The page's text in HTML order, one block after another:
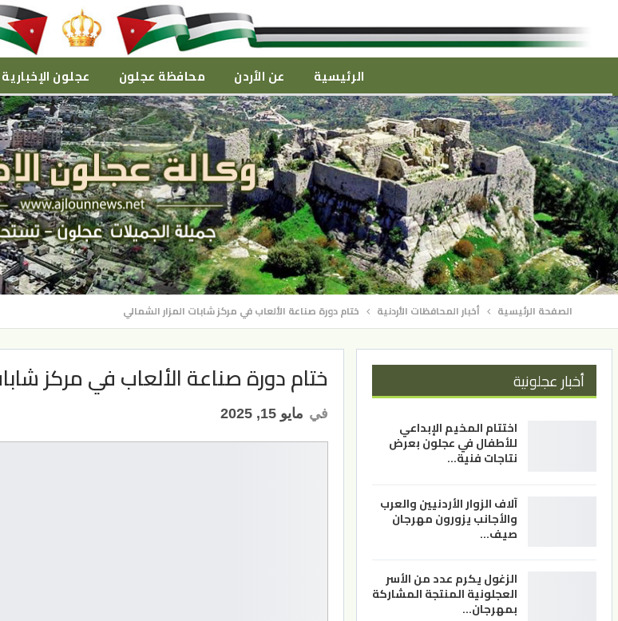
الرئيسية عن الأردن محافظة عجلون عجلون الإخبارية
الصفحة الرئيسية أخبار المحافظات الأردنية ختام دورة صناعة الألعاب في مركز شابات المزار الشمالي
ختام دورة صناعة الألعاب في مركز
في مايو 15, 2025
أخبار عجلونية
اختتام المخيم الإبداعي
للأطفال في عجلون بعرض
نتاجات فنية…
آلاف الزوار الأردنيين والعرب
والأجانب يزورون مهرجان
صيف…
الزغول يكرم عدد من الأسر
العجلونية المنتجة المشاركة
بمهرجان…